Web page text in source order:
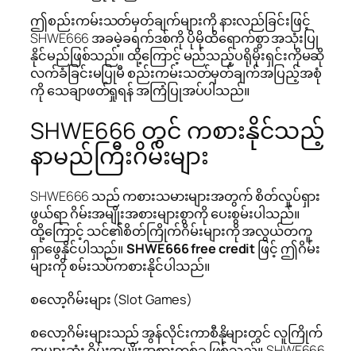
ဤစည်းကမ်းသတ်မှတ်ချက်များကို နားလည်ခြင်းဖြင့်
SHWE666 အခမဲ့ခရက်ဒစ်ကို ပိုမိုထိရောက်စွာ အသုံးပြု
နိုင်မည်ဖြစ်သည်။ ထို့ကြောင့် မည်သည့်ပရိုမိုးရှင်းကိုမဆို
လက်ခံခြင်းမပြုမီ စည်းကမ်းသတ်မှတ်ချက်အပြည့်အစုံ
ကို သေချာဖတ်ရှုရန် အကြံပြုအပ်ပါသည်။
SHWE666 တွင် ကစားနိုင်သည့်
နာမည်ကြီးဂိမ်းများ
SHWE666 သည် ကစားသမားများအတွက် စိတ်လှုပ်ရှား
ဖွယ်ရာ ဂိမ်းအမျိုးအစားများစွာကို ပေးစွမ်းပါသည်။
ထို့ကြောင့် သင်၏စိတ်ကြိုက်ဂိမ်းများကို အလွယ်တကူ
ရှာဖွေနိုင်ပါသည်။SHWE666 free credit ဖြင့် ဤဂိမ်း
များကို စမ်းသပ်ကစားနိုင်ပါသည်။
စလော့ဂိမ်းများ (Slot Games)
စလော့ဂိမ်းများသည် အွန်လိုင်းကာစီနိုများတွင် လူကြိုက်